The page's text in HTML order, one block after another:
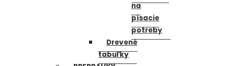
na
písacie
potreby
Drevené
tabuľky